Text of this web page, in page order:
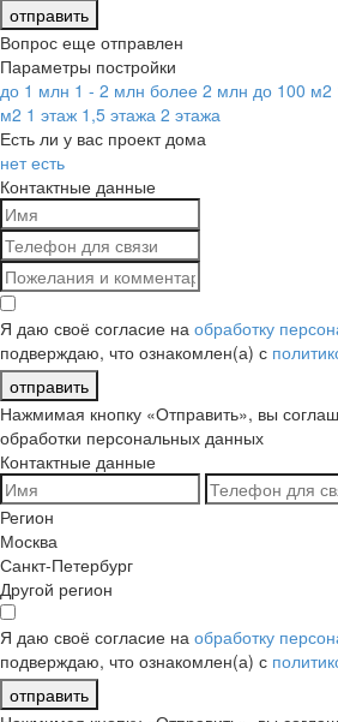
отправить
Вопрос еще отправлен
Параметры постройки
до 1 млн 1 - 2 млн более 2 млн до 100 м2
м2 1 этаж 1,5 этажа 2 этажа
Есть ли у вас проект дома
нет есть
Контактные данные
Я даю своё согласие на обработку
подверждаю, что ознакомлен(а) с
отправить
Нажмимая кнопку «Отправить», вы
обработки персональных данных
Контактные данные
Регион
Москва
Санкт-Петербург
Другой регион
Я даю своё согласие на обработку
подверждаю, что ознакомлен(а) с
отправить